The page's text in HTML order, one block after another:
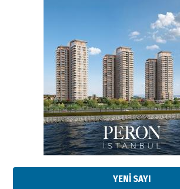
YENİ SAYI
Esat BİNDESEN
Başkan Sekmen’den Erzurum’a
bir vizyon proje daha!
02 Ağustos 2026 Pazar
Kadir SABUNCUOĞLU
Erzurumspor’un köşe taşları
29 Haziran 2026 Pazartesi
Kenan GÜLERCİ